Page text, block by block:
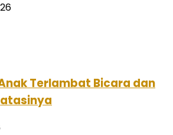
Terlambat Bicara dan